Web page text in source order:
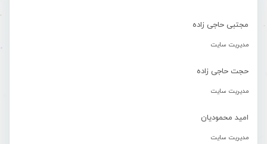
مجتبی حاجی زاده
مدیریت سایت
حجت حاجی زاده
مدیریت سایت
امید محمودیان
مدیریت سایت